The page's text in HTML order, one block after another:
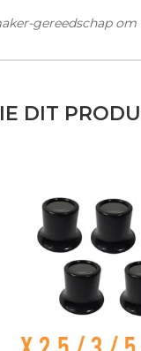
gereedschap
DIT